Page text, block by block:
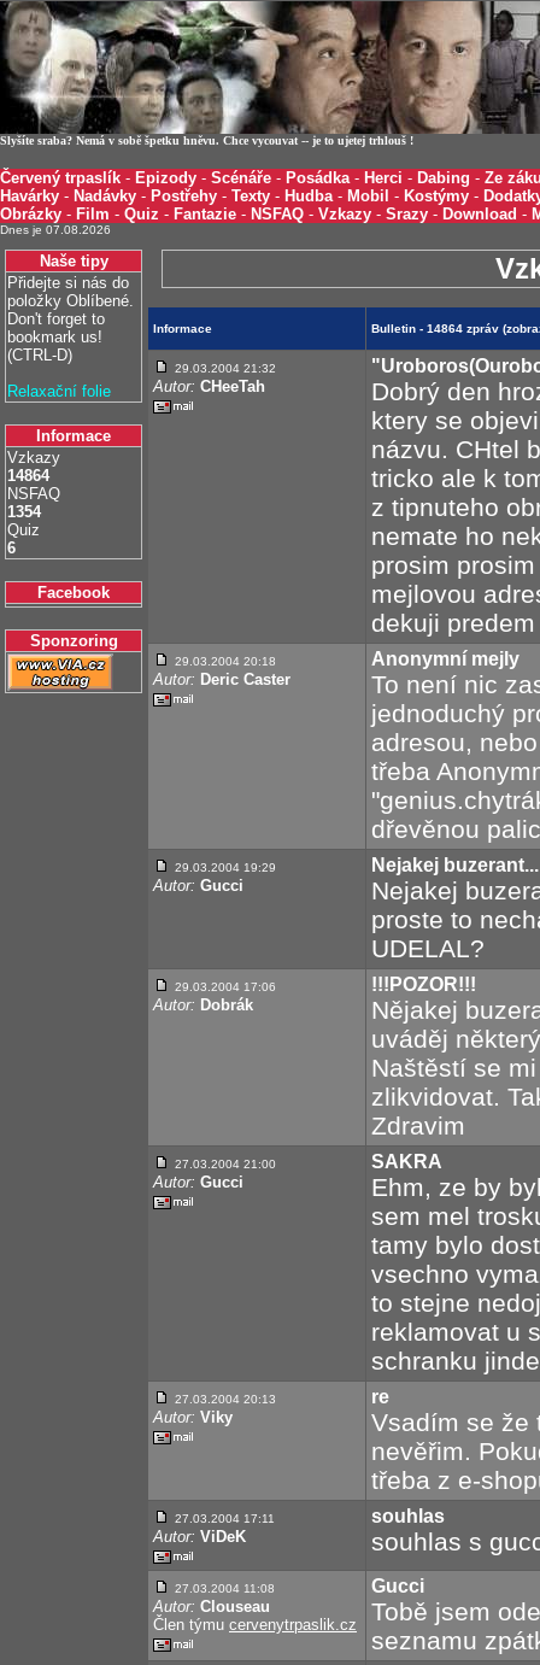
Slyšíte sraba? Nemá v sobě špetku hněvu. Chce vycouvat -- je to ujetej trhlouš !
Červený trpaslík - Epizody - Scénáře - Posádka- Herci - Dabing - Ze
Havárky - Nadávky - Postřehy - Texty - Hudba- Mobil - Kostýmy -
Obrázky - Film - Quiz - Fantazie - NSFAQ - Vzkazy - Srazy - Download -
Dnes je 07.08.2026
Naše tipy
Přidejte si nás do
položky Oblíbené.
Don't forget to
bookmark us!
(CTRL-D)
Relaxační folie
Informace
Vzkazy
14864
NSFAQ
1354
Quiz
6
Facebook
Sponzoring
Informace Bulletin - 14864 zpráv
29.03.2004 21:32
Autor: CHeeTah
Dobrý den
ktery se
názvu. CHtel
tricko ale k
z tipnuteho
nemate ho
prosim
mejlovou
dekuji predem
29.03.2004 20:18
Autor: Deric Caster
Anonymní mejly
To není nic
jednoduchý
adresou,
třeba
dřevěnou
29.03.2004 19:29
Autor: Gucci
Nejakej buzerant...
Nejakej
proste to
UDELAL?
29.03.2004 17:06
Autor: Dobrák
!!!POZOR!!!
Nějakej
uváděj
Naštěstí se
zlikvidovat.
Zdravim
27.03.2004 21:00
Autor: Gucci
SAKRA
Ehm, ze by
sem mel
tamy bylo
vsechno
to stejne
reklamovat u
schranku
27.03.2004 20:13
Autor: Viky
re
Vsadím se že
nevěřim.
třeba z e-
27.03.2004 17:11
Autor: ViDeK
souhlas
souhlas s
27.03.2004 11:08
Autor: Clouseau
Člen týmu cervenytrpaslik.cz
Gucci
Tobě jsem
seznamu